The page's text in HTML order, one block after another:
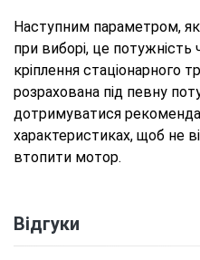
Наступним параметром,
при виборі, це
кріплення стаціонарного
розрахована під певну
дотримуватися
характеристиках, щоб не
втопити мотор.
Відгуки